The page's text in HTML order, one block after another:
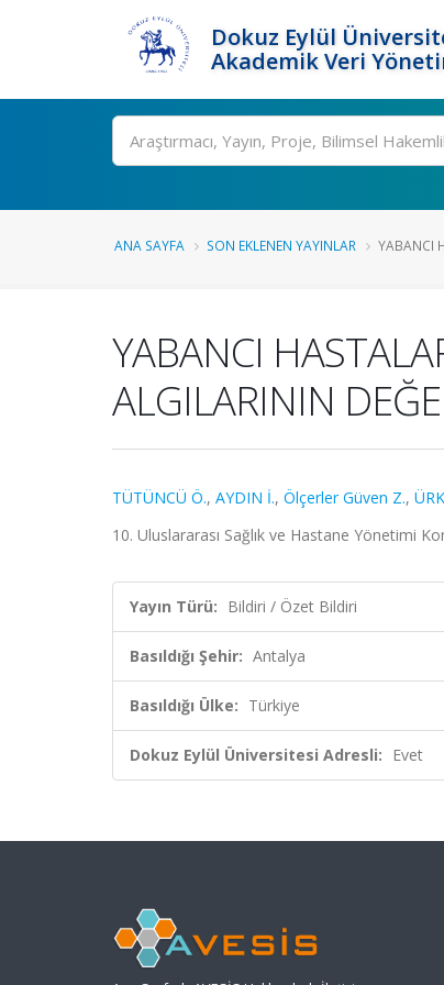
Dokuz Eylül
Akademik Veri
Ara
ANA SAYFA SON EKLENEN YAYINLAR YABANCI
YABANCI
ALGILARININ
TÜTÜNCÜ Ö., AYDIN İ., Ölçerler Güven Z.,
10. Uluslararası Sağlık ve Hastane Yönetimi
Yayın Türü: Bildiri / Özet Bildiri
Basıldığı Şehir: Antalya
Basıldığı Ülke: Türkiye
Dokuz Eylül Üniversitesi Adresli: Evet